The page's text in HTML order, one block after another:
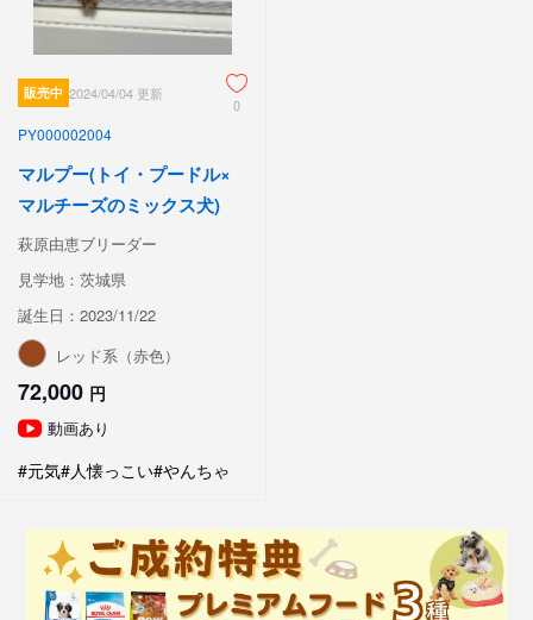
販売中 2024/04/04 更新
0
PY000002004
マルプー(トイ・プードル×
マルチーズのミックス犬)
萩原由恵ブリーダー
見学地：茨城県
誕生日：2023/11/22
レッド系（赤色）
72,000 円
動画あり
#元気#人懐っこい#やんちゃ